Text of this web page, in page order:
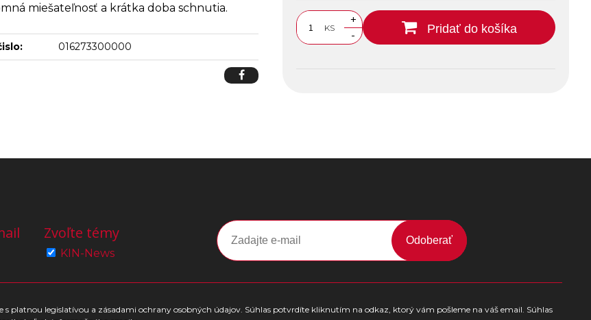
KS
+
-
Pridať do košíka
miešateľnosť a krátka doba schnutia.
016273300000
Zvoľte témy
KIN-News
Odoberať
s platnou legislatívou a zásadami ochrany osobných údajov. Súhlas potvrdíte kliknutím na odkaz, ktorý vám pošleme na váš email. Súhlas